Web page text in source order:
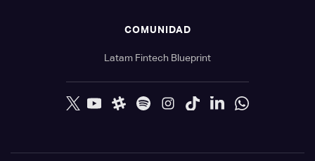
COMUNIDAD
Latam Fintech Blueprint